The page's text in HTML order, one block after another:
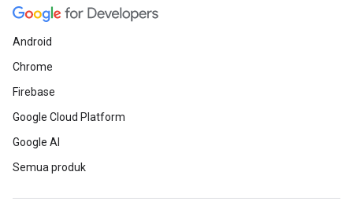
Android
Chrome
Firebase
Google Cloud Platform
Google AI
Semua produk